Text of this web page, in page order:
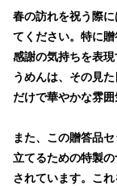
春の訪れを祝う際
てください。特に
感謝の気持ちを表
うめんは、その見
だけで華やかな雰囲
また、この贈答品
立てるための特製
されています。こ